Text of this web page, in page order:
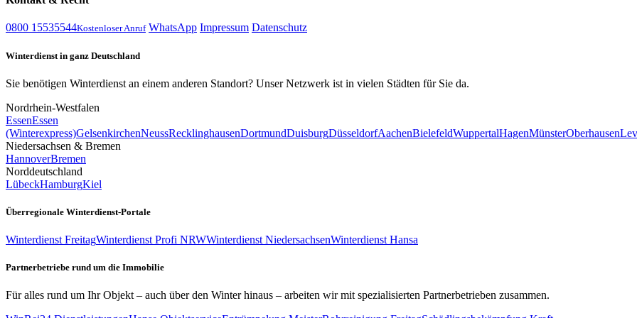
0800 15535544Kostenloser Anruf WhatsApp Impressum Datenschutz
Winterdienst in ganz Deutschland
Sie benötigen Winterdienst an einem anderen Standort? Unser Netzwerk ist in vielen Städten für Sie da.
Nordrhein-Westfalen
EssenEssen
(Winterexpress)GelsenkirchenNeussRecklinghausenDortmundDuisburgDüsseldorfAachenBielefeldWuppertalHagenMünsterOberhausen
Niedersachsen & Bremen
HannoverBremen
Norddeutschland
LübeckHamburgKiel
Überregionale Winterdienst-Portale
Winterdienst FreitagWinterdienst Profi NRWWinterdienst NiedersachsenWinterdienst Hansa
Partnerbetriebe rund um die Immobilie
Für alles rund um Ihr Objekt – auch über den Winter hinaus – arbeiten wir mit spezialisierten Partnerbetrieben zusammen.